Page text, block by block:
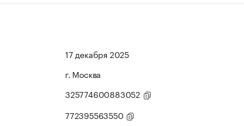
17 декабря 2025
г. Москва
325774600883052
772395563550